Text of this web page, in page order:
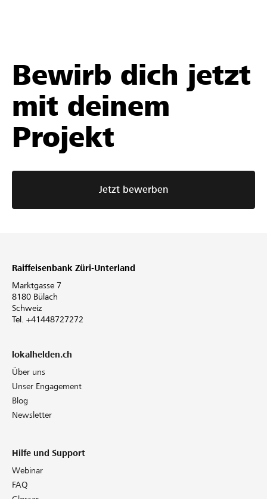
Bewirb dich jetzt
mit deinem
Projekt
Jetzt bewerben
Raiffeisenbank Züri-Unterland
Marktgasse 7
8180 Bülach
Schweiz
Tel. +41448727272
lokalhelden.ch
Über uns
Unser Engagement
Blog
Newsletter
Hilfe und Support
Webinar
FAQ